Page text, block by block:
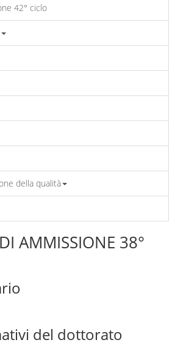
42° ciclo
della qualità
AMMISSIONE 38°
del dottorato